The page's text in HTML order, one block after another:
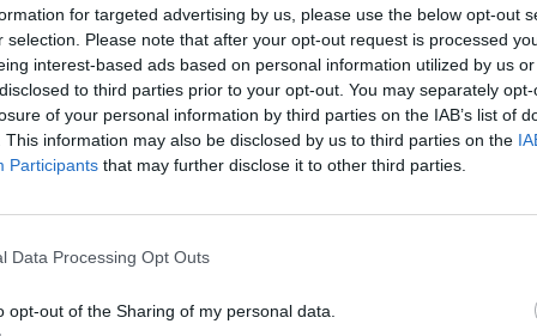
for targeted advertising by us, please use the below opt-out
selection. Please note that after your opt-out request is processed
interest-based ads based on personal information utilized by us
to third parties prior to your opt-out. You may separately
of your personal information by third parties on the IAB’s list of
This information may also be disclosed by us to third parties on the
Participants that may further disclose it to other third parties.
Data Processing Opt Outs
opt-out of the Sharing of my personal data.
következményeit is elemzik
segítségével az SZTE kutatói
külföldi diplomáciai